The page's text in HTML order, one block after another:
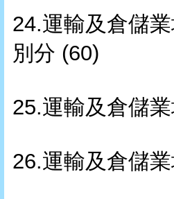
24.運輸及倉儲
別分 (60)
25.運輸及倉儲
26.運輸及倉儲